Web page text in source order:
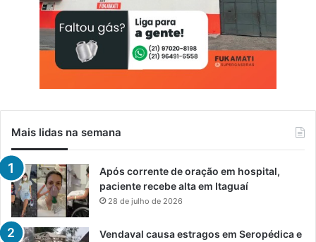
Mais lidas na semana
Após corrente de oração em hospital,
paciente recebe alta em Itaguaí
28 de julho de 2026
Vendaval causa estragos em Seropédica e